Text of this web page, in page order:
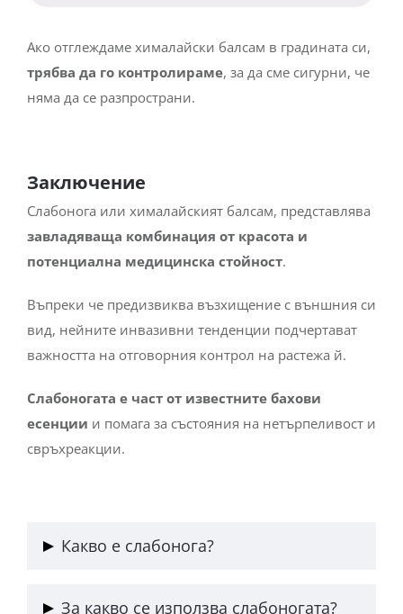
Ако отглеждаме хималайски балсам в градината си,
трябва да го контролираме, за да сме сигурни, че
няма да се разпространи.
Заключение
Слабонога или хималайският балсам, представлява
завладяваща комбинация от красота и
потенциална медицинска стойност.
Въпреки че предизвиква възхищение с външния си
вид, нейните инвазивни тенденции подчертават
важността на отговорния контрол на растежа й.
Слабоногата е част от известните бахови
есенции и помага за състояния на нетърпеливост и
свръхреакции.
Какво е слабонога?
За какво се използва слабоногата?